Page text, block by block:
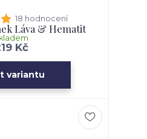
18 hodnocení
Láva & Hematit
Kč
variantu